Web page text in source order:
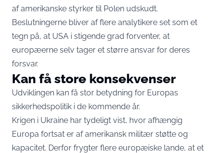
af amerikanske styrker til Polen udskudt.
Beslutningerne bliver af flere analytikere set som et
tegn på, at USA i stigende grad forventer, at
europæerne selv tager et større ansvar for deres
forsvar.
Kan få store konsekvenser
Udviklingen kan få stor betydning for Europas
sikkerhedspolitik i de kommende år.
Krigen i Ukraine har tydeligt vist, hvor afhængig
Europa fortsat er af amerikansk militær støtte og
kapacitet. Derfor frygter flere europæiske lande, at et